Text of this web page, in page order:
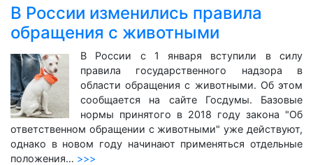
В России изменились правила
обращения с животными
В России с 1 января вступили в силу
правила государственного надзора в
области обращения с животными. Об этом
сообщается на сайте Госдумы. Базовые
нормы принятого в 2018 году закона "Об
ответственном обращении с животными" уже действуют,
однако в новом году начинают применяться отдельные
положения… >>>